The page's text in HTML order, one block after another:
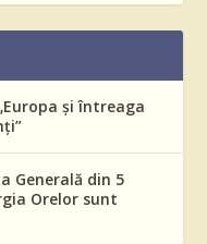
și întreaga
Generală din 5
Orelor sunt